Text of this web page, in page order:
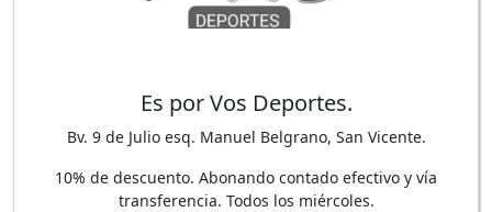
Es por Vos Deportes.
Bv. 9 de Julio esq. Manuel Belgrano, San Vicente.
10% de descuento. Abonando contado efectivo y vía
transferencia. Todos los miércoles.